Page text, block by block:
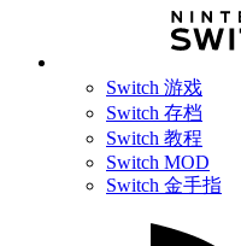
Switch 游戏
Switch 存档
Switch 教程
Switch MOD
Switch 金手指